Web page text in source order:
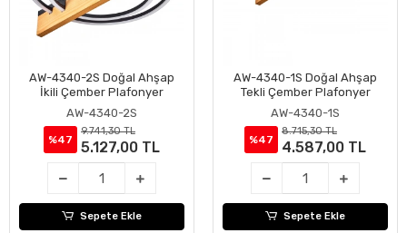
Sepete Ekle
AW-4340-2S Doğal Ahşap
İkili Çember Plafonyer
AW-4340-2S
%47
9.741,30 TL
5.127,00 TL
Sepete Ekle
Sepete Ekle
AW-4340-1S Doğal Ahşap
Tekli Çember Plafonyer
AW-4340-1S
%47
8.715,30 TL
4.587,00 TL
Sepete Ekle